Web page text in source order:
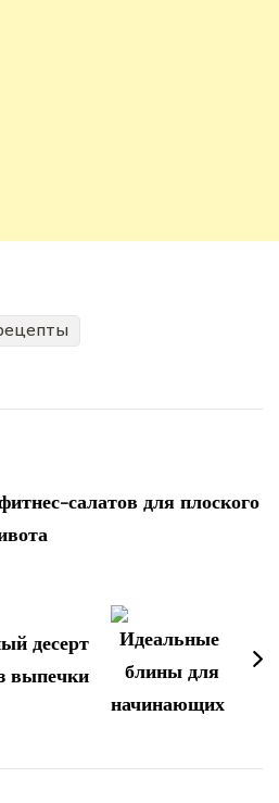
салатов для плоского
десерт
выпечки